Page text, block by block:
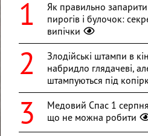
Як правильно
пирогів і булочок:
випічки
Злодійські штампи в
набридло глядачеві,
штампуються під
Медовий Спас 1 серпня
що не можна робити